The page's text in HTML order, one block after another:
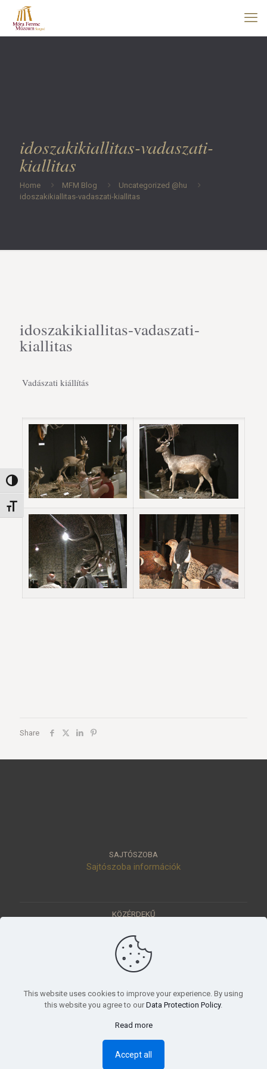
Nagy kontraszt váltása
Betűméret váltása
idoszakikiallitas-vadaszati-
kiallitas
Home MFM Blog
Uncategorized @hu
idoszakikiallitas-vadaszati-kiallitas
idoszakikiallitas-vadaszati-
kiallitas
Vadászati kiállítás
Share
SAJTÓSZOBA
Sajtószoba információk
KÖZÉRDEKŰ
Értéktár
Pályázatok
Tudományos beszámoló, küldetésnyilatkozat
© 2023 Móra Ferenc Múzeum, Szeged
This website uses cookies to improve your experience. By using
this website you agree to our Data Protection Policy.
Read more
Accept all